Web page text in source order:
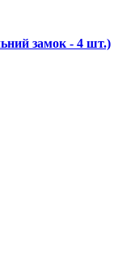
замок - 4 шт.)